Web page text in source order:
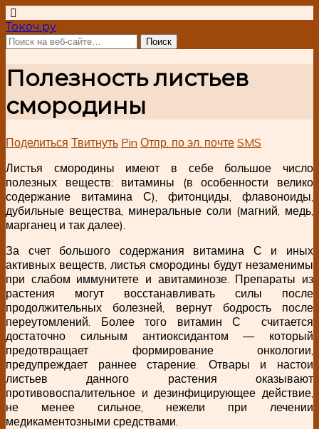
Токоч.ру
Полезность листьев
смородины
Поделиться Твитнуть Pin Отпр. по эл. почте SMS
Листья смородины имеют в себе большое число
полезных веществ: витамины (в особенности велико
содержание витамина С), фитонциды, флавоноиды,
дубильные вещества, минеральные соли (магний, медь,
марганец и так далее).
За счет большого содержания витамина С и иных
активных веществ, листья смородины будут незаменимы
при слабом иммунитете и авитаминозе. Препараты из
растения могут восстанавливать силы после
продолжительных болезней, вернут бодрость после
переутомлений. Более того витамин С считается
достаточно сильным антиоксидантом — который
предотвращает формирование онкологии,
предупреждает раннее старение. Отвары и настои
листьев данного растения оказывают
противовоспалительное и дезинфицирующее действие,
не менее сильное, нежели при лечении
медикаментозными средствами.